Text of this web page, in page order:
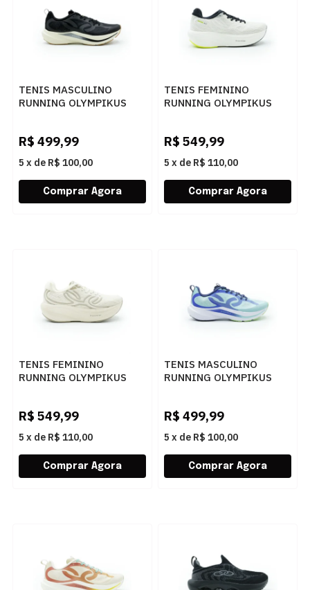
TENIS MASCULINO
RUNNING OLYMPIKUS
R$ 499,99
5 x de R$ 100,00
TENIS FEMININO
RUNNING OLYMPIKUS
R$ 549,99
5 x de R$ 110,00
TENIS FEMININO
RUNNING OLYMPIKUS
R$ 549,99
5 x de R$ 110,00
TENIS MASCULINO
RUNNING OLYMPIKUS
R$ 499,99
5 x de R$ 100,00